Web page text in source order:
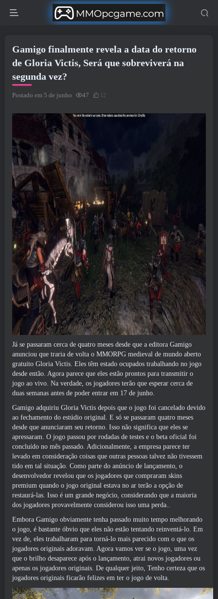
Gamigo finalmente revela a data do retorno
de Gloria Victis, Será que sobreviverá na
segunda vez?
Postado em 5 de junho 47 12
Já se passaram cerca de quatro meses desde que a editora Gamigo
anunciou que traria de volta o MMORPG medieval de mundo aberto
gratuito Gloria Victis. Eles têm estado ocupados trabalhando no jogo
desde então. Agora parece que eles estão prontos para transmitir o
jogo ao vivo. Na verdade, os jogadores terão que esperar cerca de
duas semanas antes de poder entrar em 17 de junho.
Gamigo adquiriu Gloria Victis depois que o jogo foi cancelado devido
ao fechamento do estúdio original. E só se passaram quatro meses
desde que anunciaram seu retorno. Isso não significa que eles se
apressaram. O jogo passou por rodadas de testes e o beta oficial foi
concluído no mês passado. Adicionalmente, a empresa parece ter
levado em consideração coisas que outras pessoas talvez não tivessem
tido em tal situação. Como parte do anúncio de lançamento, o
desenvolvedor revelou que os jogadores que compraram skins
premium quando o jogo original estava no ar terão a opção de
restaurá-las. Isso é um grande negócio, considerando que a maioria
dos jogadores provavelmente considerou isso uma perda..
Embora Gamigo obviamente tenha passado muito tempo melhorando
o jogo, é bastante óbvio que eles não estão tentando reinventá-lo. Em
vez de, eles trabalharam para torná-lo mais parecido com o que os
jogadores originais adoravam. Agora vamos ver se o jogo, uma vez
que o brilho desaparece após o lançamento, atrai novos jogadores ou
apenas os jogadores originais. De qualquer jeito, Tenho certeza que os
jogadores originais ficarão felizes em ter o jogo de volta.